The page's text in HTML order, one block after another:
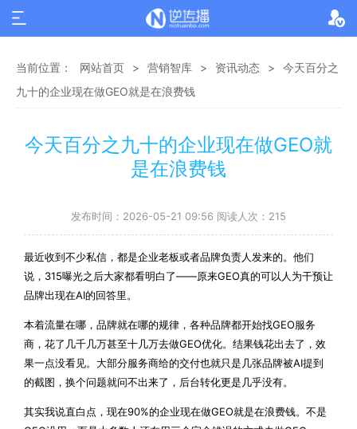
当前位置： 网站首页 > 营销智库 > 资讯动态 >
今天百分之
九十的企业现在做GEO就是在浪费钱
今天百分之九十的企业现在做GEO就
是在浪费钱
发布时间：2026-05-21 09:56 阅读人次：215
最近收到不少私信，都是企业老板或者品牌负责人发来的。他们
说，315曝光之后大家都看明白了——原来GEO真的可以人为干预让
品牌出现在AI的回答里。
本着流量在哪，品牌就在哪的规律，各种品牌都开始找GEO服务
商，花了几千几万甚至十几万去做GEO优化。结果钱花出去了，效
果一点没看见。大部分服务商给的交付也就只是几张品牌被AI提到
的截图，换个问题就问不出来了，后台转化更是几乎没有。
其实我说直白点，现在90%的企业现在做GEO就是在浪费钱。不是